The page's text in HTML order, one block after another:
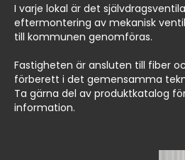
I varje lokal är det
eftermontering av mekanisk
till kommunen genomföras.
Fastigheten är ansluten till fiber
förberett i det gemensamma
Ta gärna del av produktkatalog
information.